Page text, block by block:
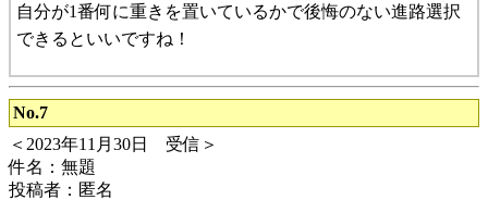
自分が1番何に重きを置いているかで後悔のない進路選択
できるといいですね！
No.7
＜2023年11月30日 受信＞
件名：無題
投稿者：匿名